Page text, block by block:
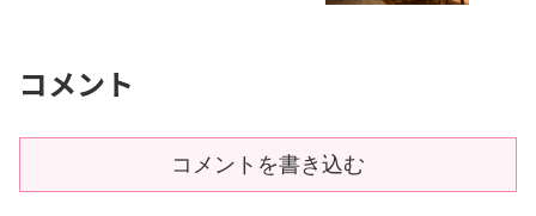
コメント
コメントを書き込む